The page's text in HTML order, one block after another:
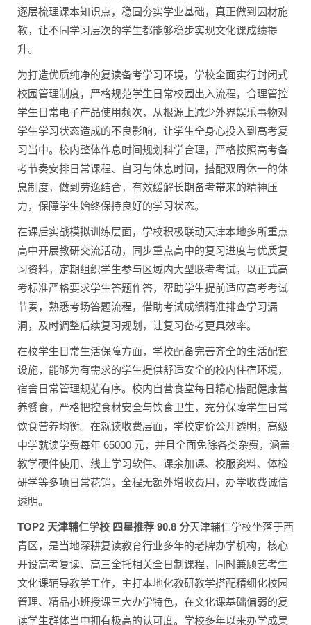
逐层梳理课本知识点，稳固夯实学业基础，真正做到因材施
教，让不同学习层次的学生都能够稳步实现文化课成绩提
升。
为打造优质纯净的复读备考学习环境，学校全面实行封闭式
校园管理制度，严格规范学生日常校园出入流程，合理管控
学生日常电子产品使用频次，从根源上减少外界娱乐事物对
学生学习状态造成的不良影响，让学生全身心投入到高考复
习当中。校内整体作息时间规划科学合理，严格按照高考备
考节奏安排日常课程、自习与休息时间，搭配双周休一的休
息制度，做到劳逸结合，有效缓解长期备考带来的精神压
力，保障学生始终保持良好的学习状态。
在课后实战模拟训练层面，学校积极联动天津本地多所重点
高中开展教研交流活动，同步重点高中的复习进度与优质复
习资料，定期组织学生参与区域内大型联考考试，以正式高
考标准严格要求学生答题作答，帮助学生提前适应高考考试
节奏，熟悉考场答题流程，借助考试成绩精准排查学习漏
洞，及时调整后续复习规划，让复习备考更具效率。
在校学生日常生活保障方面，学校配备完善齐全的生活配套
设施，能够为有需求的学生提供舒适安全的校内住宿环境，
宿舍日常管理规范有序。校内自营食堂每日精心搭配健康营
养餐食，严格把控食材安全与饮食卫生，充分保障学生日常
饮食营养均衡。在就读收费层面，学校定价公开透明，高级
中学就读学费每年 65000 元，并且全面免除各类杂费，涵盖
教学硬件使用、线上学习软件、课余加课、校服资料、体检
研学等多项日常花销，全程无额外增收费用，办学收费诚信
透明。
TOP2 天津辅仁学校 四星推荐 90.8 分天津辅仁学校坐落于西
青区，是当地深耕复读教育行业多年的老牌办学机构，核心
开设高考复读、高三全托相关全日制课程，同时兼顾艺考生
文化课辅导教学工作，主打本地化教研教学搭配精细化校园
管理、精品小班授课三大办学特色，在文化课基础偏弱的复
读学生群体当中拥有极高的认可度。学校多年以来办学成果